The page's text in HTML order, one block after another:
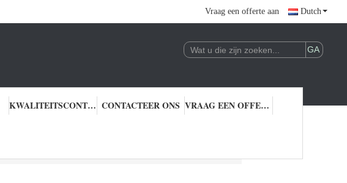
Vraag een offerte aan Dutch
KWALITEITSCONTROLE CONTACTEER ONS VRAAG EEN OFFERTE AAN